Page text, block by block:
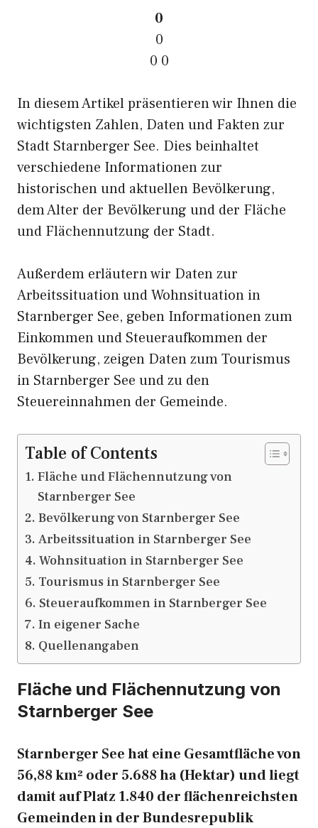
0
0
0 0
In diesem Artikel präsentieren wir Ihnen die
wichtigsten Zahlen, Daten und Fakten zur
Stadt Starnberger See. Dies beinhaltet
verschiedene Informationen zur
historischen und aktuellen Bevölkerung,
dem Alter der Bevölkerung und der Fläche
und Flächennutzung der Stadt.
Außerdem erläutern wir Daten zur
Arbeitssituation und Wohnsituation in
Starnberger See, geben Informationen zum
Einkommen und Steueraufkommen der
Bevölkerung, zeigen Daten zum Tourismus
in Starnberger See und zu den
Steuereinnahmen der Gemeinde.
Table of Contents
Fläche und Flächennutzung von
Starnberger See
Bevölkerung von Starnberger See
Arbeitssituation in Starnberger See
Wohnsituation in Starnberger See
Tourismus in Starnberger See
Steueraufkommen in Starnberger See
In eigener Sache
Quellenangaben
Fläche und Flächennutzung von
Starnberger See
Starnberger See hat eine Gesamtfläche von
56,88 km² oder 5.688 ha (Hektar) und liegt
damit auf Platz 1.840 der flächenreichsten
Gemeinden in der Bundesrepublik